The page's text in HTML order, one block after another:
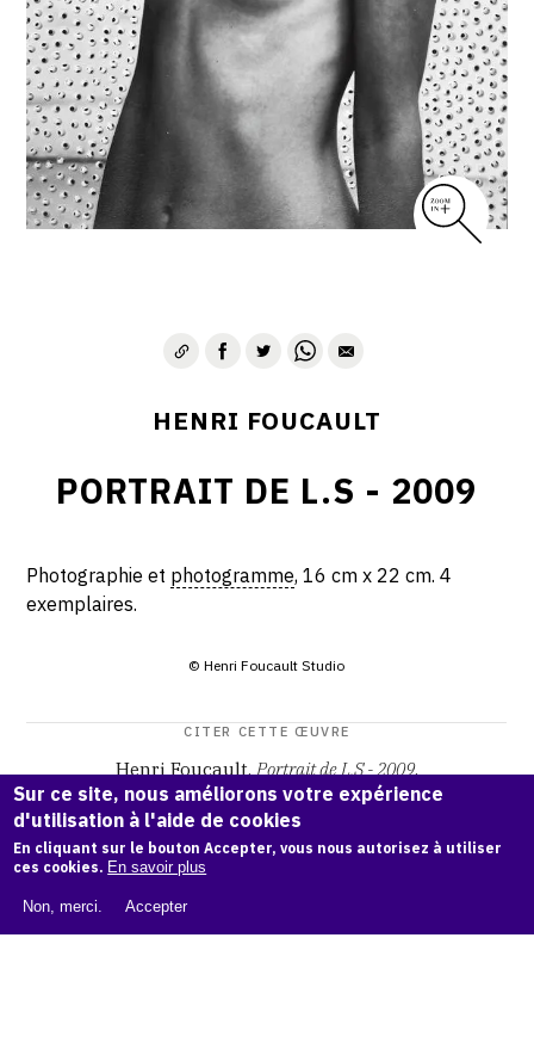
CONTACT
HENRI FOUCAULT
PORTRAIT DE L.S - 2009
Photographie et photogramme, 16 cm x 22 cm. 4
exemplaires.
© Henri Foucault Studio
CITER CETTE ŒUVRE
Henri Foucault, Portrait de L.S - 2009.
Catalogue raisonné Henri Foucault, OAM.ark:38997/o170
6r
COPIER LA CITATION
Sur ce site, nous améliorons votre expérience
d'utilisation à l'aide de cookies
En cliquant sur le bouton Accepter, vous nous autorisez à utiliser
ces cookies. En savoir plus
Non, merci. Accepter